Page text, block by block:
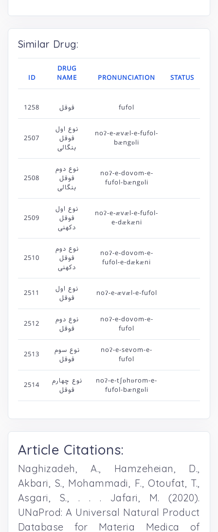
Similar Drug:
ID
DRUG
NAME
PRONUNCIATION STATUS
1258 فوفل fufol
2507
نوع اول
فوفل
بنگالی
noʔ-e-ævæl-e-fufol-
bængɒli
2508
نوع دوم
فوفل
بنگالی
noʔ-e-dovom-e-
fufol-bængɒli
2509
نوع اول
فوفل
دکهنی
noʔ-e-ævæl-e-fufol-
e-dækæni
2510
نوع دوم
فوفل
دکهنی
noʔ-e-dovom-e-
fufol-e-dækæni
2511
نوع اول
فوفل
noʔ-e-ævæl-e-fufol
2512
نوع دوم
فوفل
noʔ-e-dovom-e-
fufol
2513
نوع سوم
فوفل
noʔ-e-sevom-e-
fufol
2514
نوع چهارم
فوفل
noʔ-e-t∫ɒhɒrom-e-
fufol-bængɒli
Article Citations:
Naghizadeh, A., Hamzeheian, D.,
Akbari, S., Mohammadi, F., Otoufat, T.,
Asgari, S., . . . Jafari, M. (2020).
UNaProd: A Universal Natural Product
Database for Materia Medica of